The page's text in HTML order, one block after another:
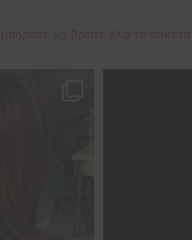
να βρείτε όλα τα